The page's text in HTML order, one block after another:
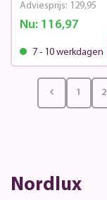
Nu:116,97
Adviesprijs: 129,95
7 - 10 werkdagen
1 2
Nordlux